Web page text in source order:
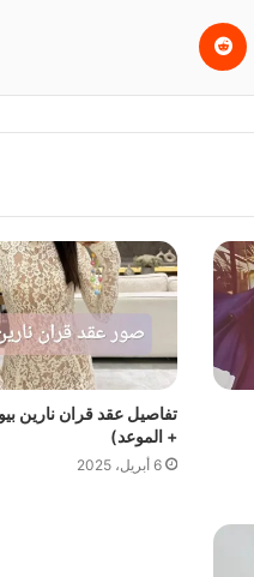
تفاصيل عقد قران نارين
+ الموعد)
6 أبريل، 2025